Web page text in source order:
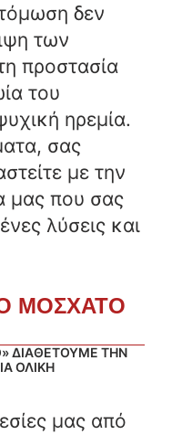
δεν
των
προστασία
του
ηρεμία.
σας
με την
μας που σας
λύσεις και
ΜΟΣΧΑΤΟ
ΔΙΑΘΕΤΟΥΜΕ ΤΗΝ
ΟΛΙΚΗ
μας από